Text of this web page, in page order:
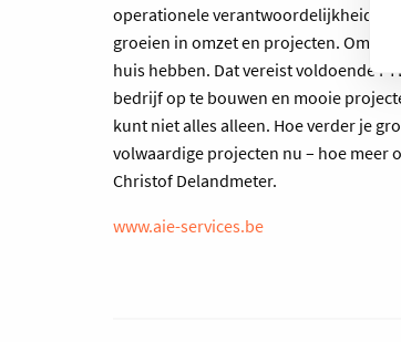
operationele verantwoordelijkheid,
groeien in omzet en projecten. Om
huis hebben. Dat vereist voldoende
bedrijf op te bouwen en mooie
kunt niet alles alleen. Hoe verder je
volwaardige projecten nu – hoe meer
Christof Delandmeter.
www.aie-services.be